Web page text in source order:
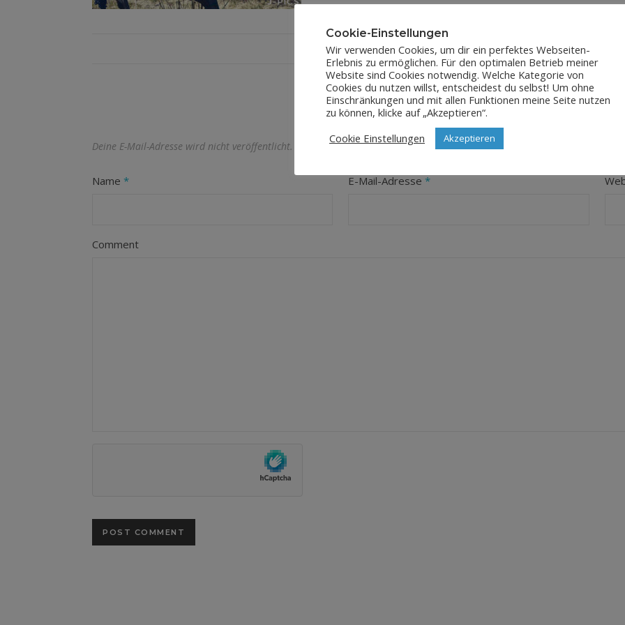
LEAVE A REPLY
Deine E-Mail-Adresse wird nicht veröffentlicht. Erforderliche Felder sind mit* markiert
Name * E-Mail-Adresse*
Comment
Cookie-Einstellungen
Wir verwenden Cookies, um dir ein perfektes Webseiten-
Erlebnis zu ermöglichen. Für den optimalen Betrieb meiner
Website sind Cookies notwendig. Welche Kategorie von
Cookies du nutzen willst, entscheidest du selbst! Um ohne
Einschränkungen und mit allen Funktionen meine Seite nutzen
zu können, klicke auf „Akzeptieren“.
Cookie Einstellungen
Akzeptieren